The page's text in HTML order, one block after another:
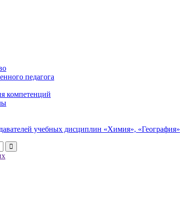
педагога
компетенций
учебных дисциплин «Химия», «География»